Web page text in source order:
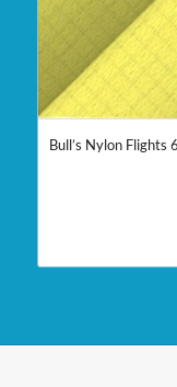
Bull’s Nylon Flights